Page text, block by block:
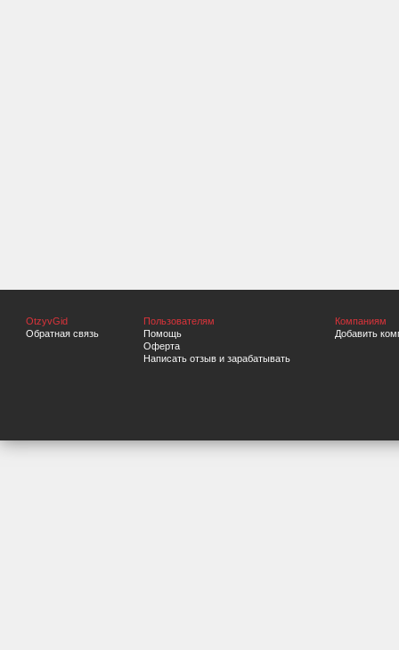
OtzyvGid
Обратная связь
Пользователям
Помощь
Оферта
Написать отзыв и зарабатывать
Компаниям
Добавить